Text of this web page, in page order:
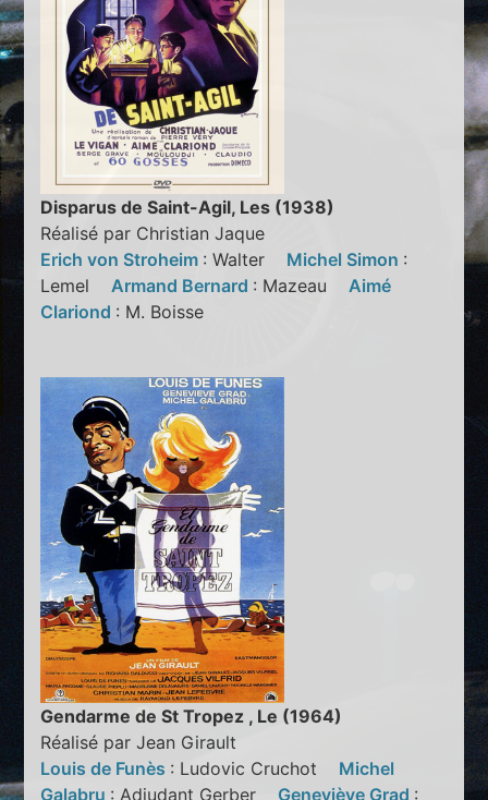
Disparus de Saint-Agil, Les (1938)
Réalisé par Christian Jaque
Erich von Stroheim : Walter Michel Simon :
LemelArmand Bernard : MazeauAimé
Clariond : M. Boisse
Gendarme de St Tropez , Le (1964)
Réalisé par Jean Girault
Louis de Funès : Ludovic Cruchot Michel
Galabru : Adjudant Gerber Geneviève Grad :